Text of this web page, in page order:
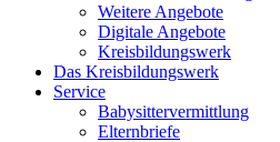
Weitere Angebote
Digitale Angebote
Kreisbildungswerk
Das Kreisbildungswerk
Service
Babysittervermittlung
Elternbriefe